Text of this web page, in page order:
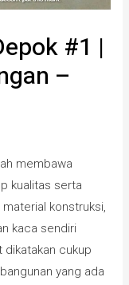
#1 |
–
membawa
kualitas serta
konstruksi,
kaca sendiri
dikatakan cukup
yang ada